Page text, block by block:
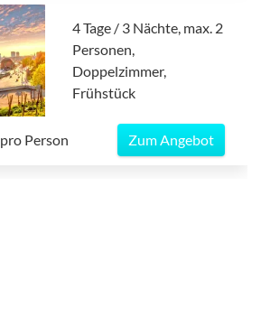
4 Tage / 3 Nächte, max. 2
Personen,
Doppelzimmer,
Frühstück
pro Person Zum Angebot